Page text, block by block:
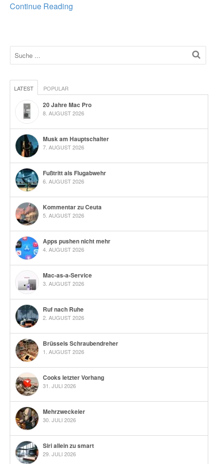
Continue Reading
LATEST POPULAR
20 Jahre Mac Pro
8. AUGUST 2026
Musk am Hauptschalter
7. AUGUST 2026
Fußtritt als Flugabwehr
6. AUGUST 2026
Kommentar zu Ceuta
5. AUGUST 2026
Apps pushen nicht mehr
4. AUGUST 2026
Mac-as-a-Service
3. AUGUST 2026
Ruf nach Ruhe
2. AUGUST 2026
Brüssels Schraubendreher
1. AUGUST 2026
Cooks letzter Vorhang
31. JULI 2026
Mehrzweckeier
30. JULI 2026
Siri allein zu smart
29. JULI 2026